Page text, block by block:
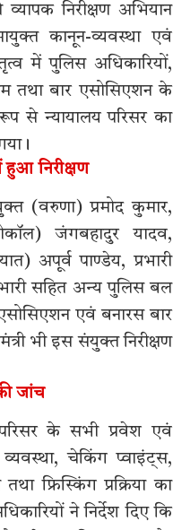
निरीक्षण अभियान
कानून-व्यवस्था एवं
में पुलिस अधिकारियों,
तथा बार एसोसिएशन के
से न्यायालय परिसर का
हुआ निरीक्षण
(वरुणा) प्रमोद कुमार,
जंगबहादुर यादव,
अपूर्व पाण्डेय, प्रभारी
सहित अन्य पुलिस बल
एवं बनारस बार
भी इस संयुक्त निरीक्षण
जांच
परिसर के सभी प्रवेश एवं
व्यवस्था, चेकिंग प्वाइंट्स,
फ्रिस्किंग प्रक्रिया का
ने निर्देश दिए कि